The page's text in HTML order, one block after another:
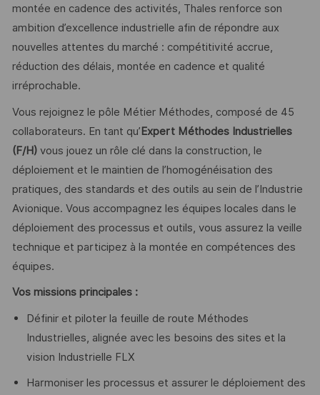
montée en cadence des activités, Thales renforce son
ambition d’excellence industrielle afin de répondre aux
nouvelles attentes du marché : compétitivité accrue,
réduction des délais, montée en cadence et qualité
irréprochable.
Vous rejoignez le pôle Métier Méthodes, composé de 45
collaborateurs. En tant qu’Expert Méthodes Industrielles
(F/H)vous jouez un rôle clé dans la construction, le
déploiement et le maintien de l’homogénéisation des
pratiques, des standards et des outils au sein de l’Industrie
Avionique. Vous accompagnez les équipes locales dans le
déploiement des processus et outils, vous assurez la veille
technique et participez à la montée en compétences des
équipes.
Vos missions principales :
Définir et piloter la feuille de route Méthodes
Industrielles, alignée avec les besoins des sites et la
vision Industrielle FLX
Harmoniser les processus et assurer le déploiement des